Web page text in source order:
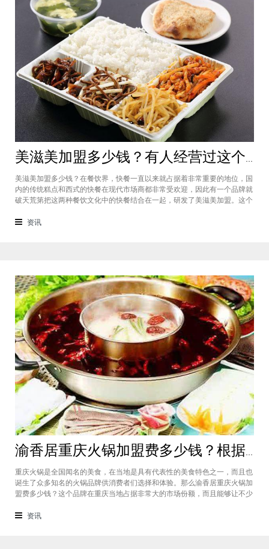
美滋美加盟多少钱？有人经营过这个快餐品牌吗
美滋美加盟多少钱？在餐饮界，快餐一直以来就占据着非常重要的地位，国
内的传统糕点和西式的快餐在现代市场商都非常受欢迎，因此有一个品牌就
破天荒第把这两种餐饮文化中的快餐结合在一起，研发了美滋美加盟。这个
吗，加盟费是多少？美滋美加盟多少钱？这个品牌是进来十分火爆的一个餐
资讯
渝香居重庆火锅加盟费多少钱？根据所在城市进行规划非常合适创业
重庆火锅是全国闻名的美食，在当地是具有代表性的美食特色之一，而且也
诞生了众多知名的火锅品牌供消费者们选择和体验。那么渝香居重庆火锅加
盟费多少钱？这个品牌在重庆当地占据非常大的市场份额，而且能够让不少
者所在城市进行制定和规划的，渝香居重庆火锅加盟成为了大家心中非常合
资讯